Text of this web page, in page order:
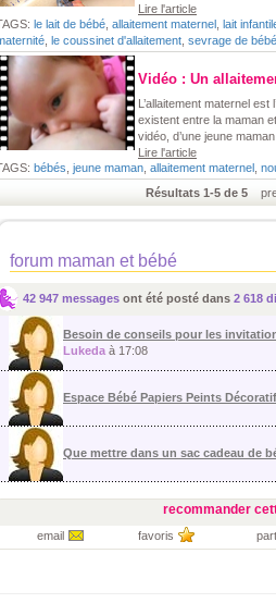
Lire l'article
le lait de bébé allaitement maternel lait
le coussinet d'allaitement sevrage de bébé
Vidéo : Un
L’allaitement maternel
existent entre la maman
vidéo, d’une jeune
Lire l'article
bébés jeune maman allaitement maternel
Résultats 1-5 de 5
forum maman et bébé
42 947 messages ont été posté dans 2 618
Besoin de conseils pour les
Lukeda à 17:08
Espace Bébé Papiers Peints
Que mettre dans un sac cadeau de
recommander
email favoris